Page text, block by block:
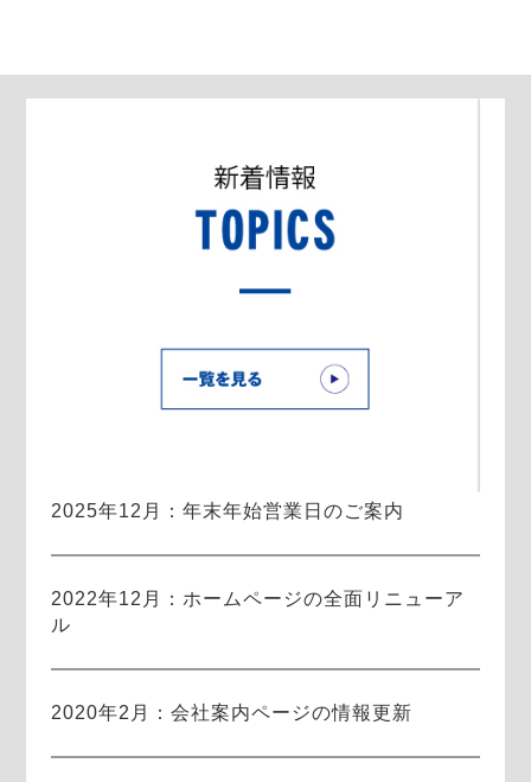
2025年12月：年末年始営業日のご案内
2022年12月：ホームページの全面リニューア
ル
2020年2月：会社案内ページの情報更新